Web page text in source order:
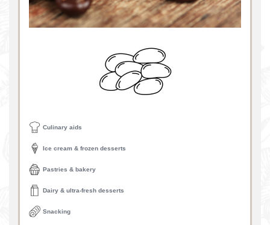
Culinary aids
Ice cream & frozen desserts
Pastries & bakery
Dairy & ultra-fresh desserts
Snacking